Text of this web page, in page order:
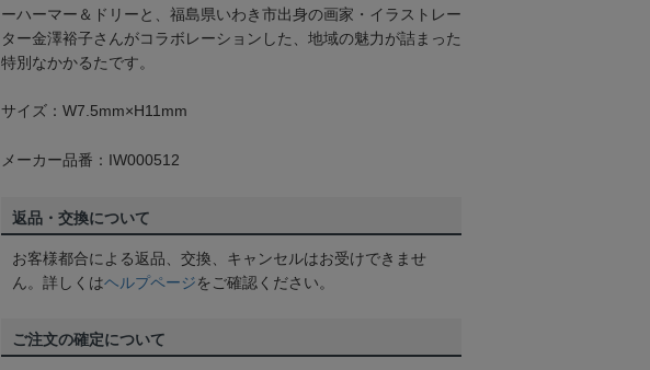
ーハーマー＆ドリーと、福島県いわき市出身の画家・イラストレー
ター金澤裕子さんがコラボレーションした、地域の魅力が詰まった
特別なかかるたです。
サイズ：W7.5mm×H11mm
メーカー品番：IW000512
返品・交換について
お客様都合による返品、交換、キャンセルはお受けできませ
ん。詳しくはヘルプページをご確認ください。
ご注文の確定について